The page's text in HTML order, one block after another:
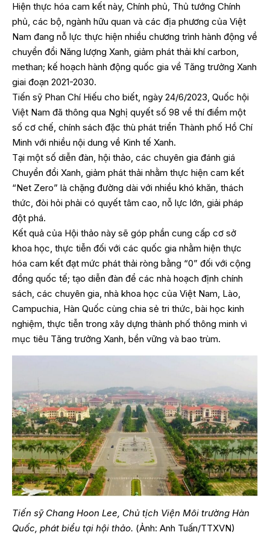
Hiện thực hóa cam kết này, Chính phủ, Thủ tướng Chính
phủ, các bộ, ngành hữu quan và các địa phương của Việt
Nam đang nỗ lực thực hiện nhiều chương trình hành động về
chuyển đổi Năng lượng Xanh, giảm phát thải khí carbon,
methan; kế hoạch hành động quốc gia về Tăng trưởng Xanh
giai đoạn 2021-2030.
Tiến sỹ Phan Chí Hiếu cho biết, ngày 24/6/2023, Quốc hội
Việt Nam đã thông qua Nghị quyết số 98 về thí điểm một
số cơ chế, chính sách đặc thù phát triển Thành phố Hồ Chí
Minh với nhiều nội dung về Kinh tế Xanh.
Tại một số diễn đàn, hội thảo, các chuyên gia đánh giá
Chuyển đổi Xanh, giảm phát thải nhằm thực hiện cam kết
“Net Zero” là chặng đường dài với nhiều khó khăn, thách
thức, đòi hỏi phải có quyết tâm cao, nỗ lực lớn, giải pháp
đột phá.
Kết quả của Hội thảo này sẽ góp phần cung cấp cơ sở
khoa học, thực tiễn đối với các quốc gia nhằm hiện thực
hóa cam kết đạt mức phát thải ròng bằng “0” đối với cộng
đồng quốc tế; tạo diễn đàn để các nhà hoạch định chính
sách, các chuyên gia, nhà khoa học của Việt Nam, Lào,
Campuchia, Hàn Quốc cùng chia sẻ tri thức, bài học kinh
nghiệm, thực tiễn trong xây dựng thành phố thông minh vì
mục tiêu Tăng trưởng Xanh, bền vững và bao trùm.
Tiến sỹ Chang Hoon Lee, Chủ tịch Viện Môi trường Hàn
Quốc, phát biểu tại hội thảo. (Ảnh: Anh Tuấn/TTXVN)